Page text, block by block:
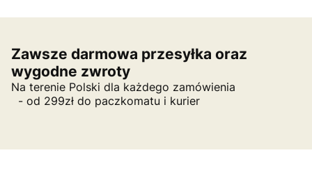
Zawsze darmowa przesyłka oraz
wygodne zwroty
Na terenie Polski dla każdego zamówienia
- od 299zł do paczkomatu i kurier